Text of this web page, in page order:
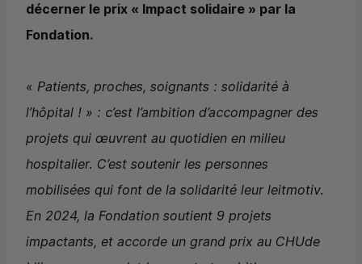
décerner le prix « Impact solidaire » par la
Fondation.
« Patients, proches, soignants : solidarité à
l’hôpital ! » : c’est l’ambition d’accompagner des
projets qui œuvrent au quotidien en milieu
hospitalier. C’est soutenir les personnes
mobilisées qui font de la solidarité leur leitmotiv.
En 2024, la Fondation soutient 9 projets
impactants, et accorde un grand prix au CHUde